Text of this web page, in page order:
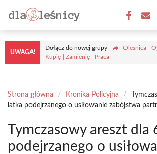
do
treści
UWAGA!
Dołącz do nowej grupy
Oleśnica -
Kupię | Zamienię | Praca
Strona główna / Kronika Policyjna /
latka podejrzanego o usiłowanie zabójstwa
Tymczasowy areszt dla
podejrzanego o